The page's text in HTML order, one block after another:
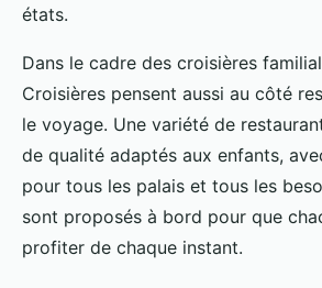
états.
Dans le cadre des croisières
Croisières pensent aussi au côté
le voyage. Une variété de
de qualité adaptés aux enfants,
pour tous les palais et tous les
sont proposés à bord pour que
profiter de chaque instant.